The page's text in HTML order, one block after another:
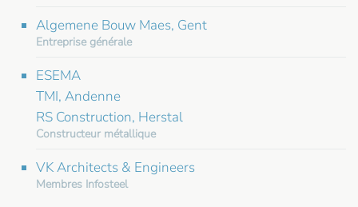
Algemene Bouw Maes, Gent
Entreprise générale
ESEMA
TMI, Andenne
RS Construction, Herstal
Constructeur métallique
VK Architects & Engineers
Membres Infosteel